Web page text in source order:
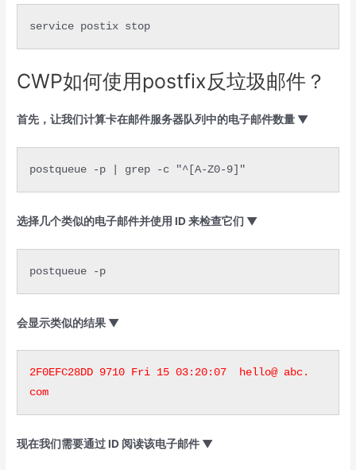
service postix stop
CWP如何使用postfix反垃圾邮件？
首先，让我们计算卡在邮件服务器队列中的电子邮件数量 ▼
postqueue -p | grep -c "^[A-Z0-9]"
选择几个类似的电子邮件并使用 ID 来检查它们 ▼
postqueue -p
会显示类似的结果 ▼
2F0EFC28DD 9710 Fri 15 03:20:07  hello@ abc.
com
现在我们需要通过 ID 阅读该电子邮件 ▼